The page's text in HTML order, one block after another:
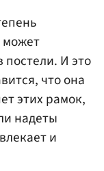
может
постели. И это
что она
этих рамок,
надеты
и